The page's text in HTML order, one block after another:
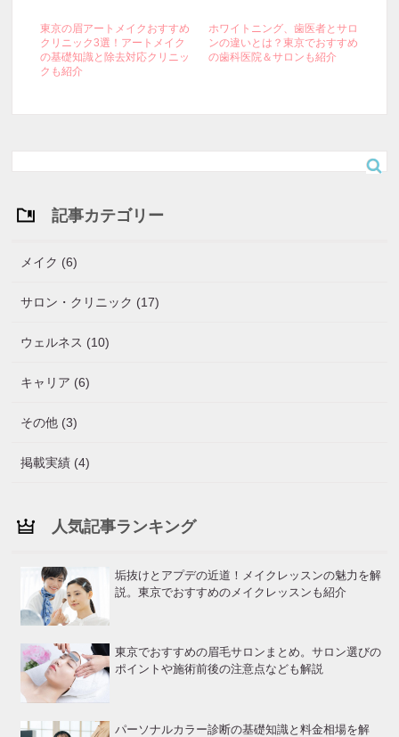
東京の眉アートメイクおすすめ
クリニック3選！アートメイク
の基礎知識と除去対応クリニッ
クも紹介
ホワイトニング、歯医者とサロ
ンの違いとは？東京でおすすめ
の歯科医院＆サロンも紹介
記事カテゴリー
メイク (6)
サロン・クリニック (17)
ウェルネス (10)
キャリア (6)
その他 (3)
掲載実績 (4)
人気記事ランキング
垢抜けとアプデの近道！メイクレッスンの魅力を解
説。東京でおすすめのメイクレッスンも紹介
東京でおすすめの眉毛サロンまとめ。サロン選びの
ポイントや施術前後の注意点なども解説
パーソナルカラー診断の基礎知識と料金相場を解